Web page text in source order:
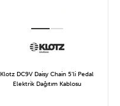
Klotz DC9V Daisy Chain 5'li Pedal
Elektrik Dağıtım Kablosu